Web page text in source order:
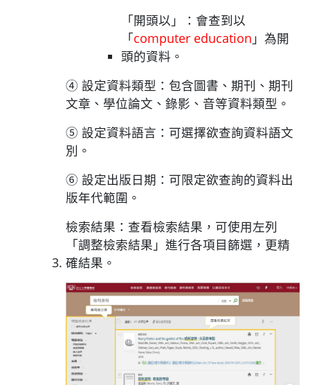
「開頭以」：會查到以
「computer education 」為開
頭的資料。
④ 設定資料類型：包含圖書、期刊、期刊
文章、學位論文、錄影、音等資料類型。
⑤ 設定資料語言：可選擇欲查詢資料語文
別。
⑥ 設定出版日期：可限定欲查詢的資料出
版年代範圍。
檢索結果：查看檢索結果，可使用左列
「調整檢索結果」進行各項目篩選，更精
確結果。